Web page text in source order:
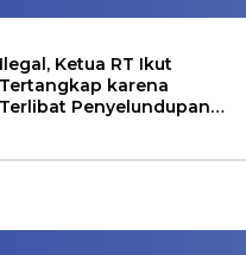
Ilegal, Ketua RT Ikut
Tertangkap karena
Terlibat Penyelundupan